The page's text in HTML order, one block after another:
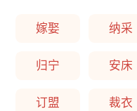
嫁娶 纳采
归宁 安床
订盟 裁衣